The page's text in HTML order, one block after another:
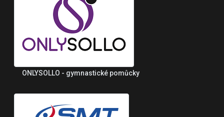
ONLYSOLLO - gymnastické pomůcky